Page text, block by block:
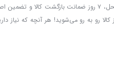
سیبا کالا به عنوان یکی از قدیمی‌ترین فروشگاه های عمده فروشی اینترنتی با بیش از یک دهه تجربه، با پایبندی به سه اصل،
رو به رو می‌شوید! هر آنچه که نیاز